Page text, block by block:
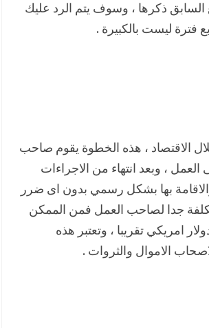
السابق ذكرها ، وسوف يتم الرد عليك
فترة ليست بالكبيرة .
الاقتصاد ، هذه الخطوة يقوم صاحب
، وبعد انتهاء من الاجراءات
بها بشكل رسمي بدون اى ضرر
جدا لصاحب العمل فمن الممكن
الاجمالية للسفر الى حوالى 35 الف دولار امريكي تقريبا ، وتعتبر هذه
الاموال والثروات .